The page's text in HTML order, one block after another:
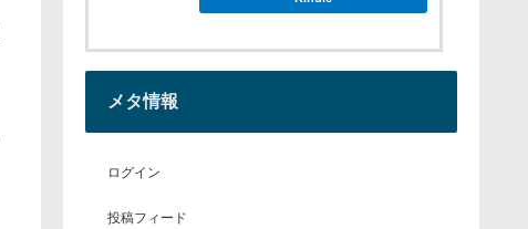
メタ情報
ログイン
投稿フィード